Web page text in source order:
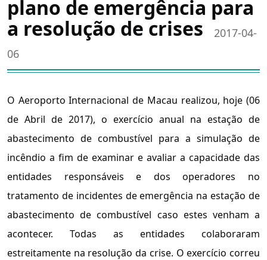
plano de emergência para
a resolução de crises
2017-04-
06
O Aeroporto Internacional de Macau realizou, hoje (06
de Abril de 2017), o exercício anual na estação de
abastecimento de combustível para a simulação de
incêndio a fim de examinar e avaliar a capacidade das
entidades responsáveis e dos operadores no
tratamento de incidentes de emergência na estação de
abastecimento de combustível caso estes venham a
acontecer. Todas as entidades colaboraram
estreitamente na resolução da crise. O exercício correu